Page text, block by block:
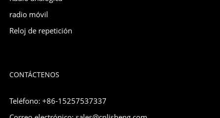
radio móvil
Reloj de repetición
CONTÁCTENOS
Teléfono: +86-15257537337